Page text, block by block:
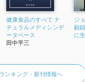
健康食品のすべて ナ
チュラルメディシンデ
ータベース
田中平三
ジ
顧
に
ンキング・新刊情報へ